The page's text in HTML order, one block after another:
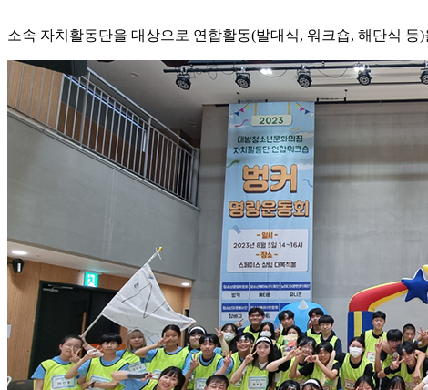
소속 자치활동단을 대상으로 연합활동(발대식, 워크숍, 해단식